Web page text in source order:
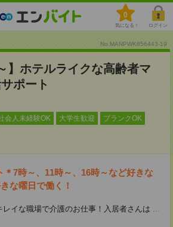
0
気になる！ ログイン
No.MANPWK856443-19
】ホテルライクな高齢者マ
ポート
会人未経験OK 大学生歓迎 ブランクOK
＊7時～、11時～、16時～など好きな
な曜日で働く！
イな職場で介護のお仕事！入居者さんは ...